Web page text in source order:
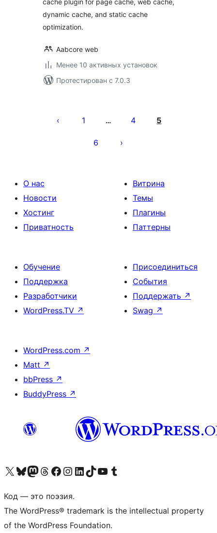
cache plugin for page cache, web cache,
dynamic cache, and static cache
optimization.
Aabcore web
Менее 10 активных установок
Протестирован с 7.0.3
записей
1 … 4 5
6
О нас
Новости
Хостинг
Приватность
Витрина
Темы
Плагины
Паттерны
Обучение
Поддержка
Разработчики
WordPress.TV ↗
Присоединиться
События
Поддержать ↗
Swag ↗
WordPress.com ↗
Matt ↗
bbPress ↗
BuddyPress ↗
Посетите нас в X (ранее Twitter)
Посетите нашу учётную запись в Bluesky
Посетите нашу ленту в Mastodon
Посетите нашу учётную запись в Threads
Посетите нашу страницу на Facebook
Посетите наш Instagram
Посетите нашу страницу в LinkedIn
Посетите нашу учётную запись в TikTok
Посетите наш канал YouTube
Посетите нашу учётную запись в Tumblr
Код — это поэзия.
The WordPress® trademark is the intellectual property
of the WordPress Foundation.